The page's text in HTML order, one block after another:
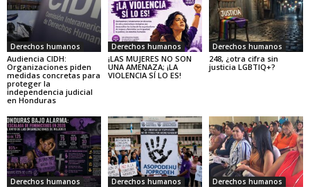
Derechos humanos
Audiencia CIDH:
Organizaciones piden
medidas concretas para
proteger la
independencia judicial
en Honduras
Derechos humanos
¡LAS MUJERES NO SON
UNA AMENAZA; ¡LA
VIOLENCIA SÍ LO ES!
Derechos humanos
248, ¿otra cifra sin
justicia LGBTIQ+?
Derechos humanos Derechos humanos Derechos humanos